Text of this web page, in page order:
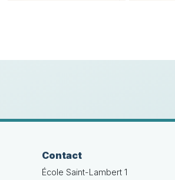
Contact
École Saint-Lambert 1